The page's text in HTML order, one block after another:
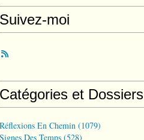
Suivez-moi
Catégories et Dossiers
Réflexions En Chemin (1079)
Signes Des Temps (528)